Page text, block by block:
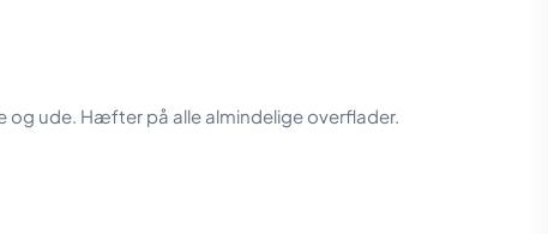
og ude. Hæfter på alle almindelige overflader.